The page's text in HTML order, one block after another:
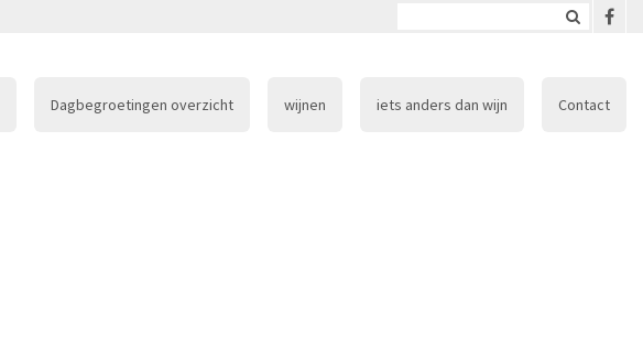
Dagbegroetingen overzicht wijnen iets anders dan wijn Contact